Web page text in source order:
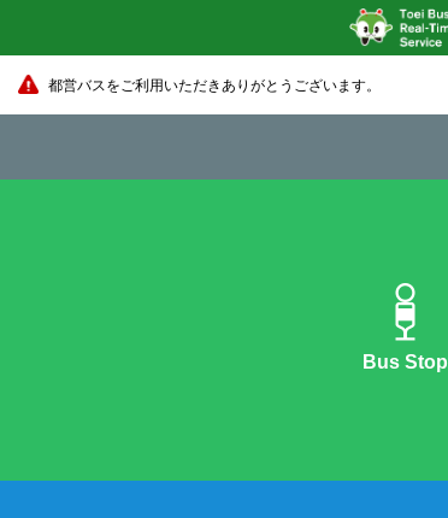
都営バスをご利用いただきありがとうございます。
Bus Stop